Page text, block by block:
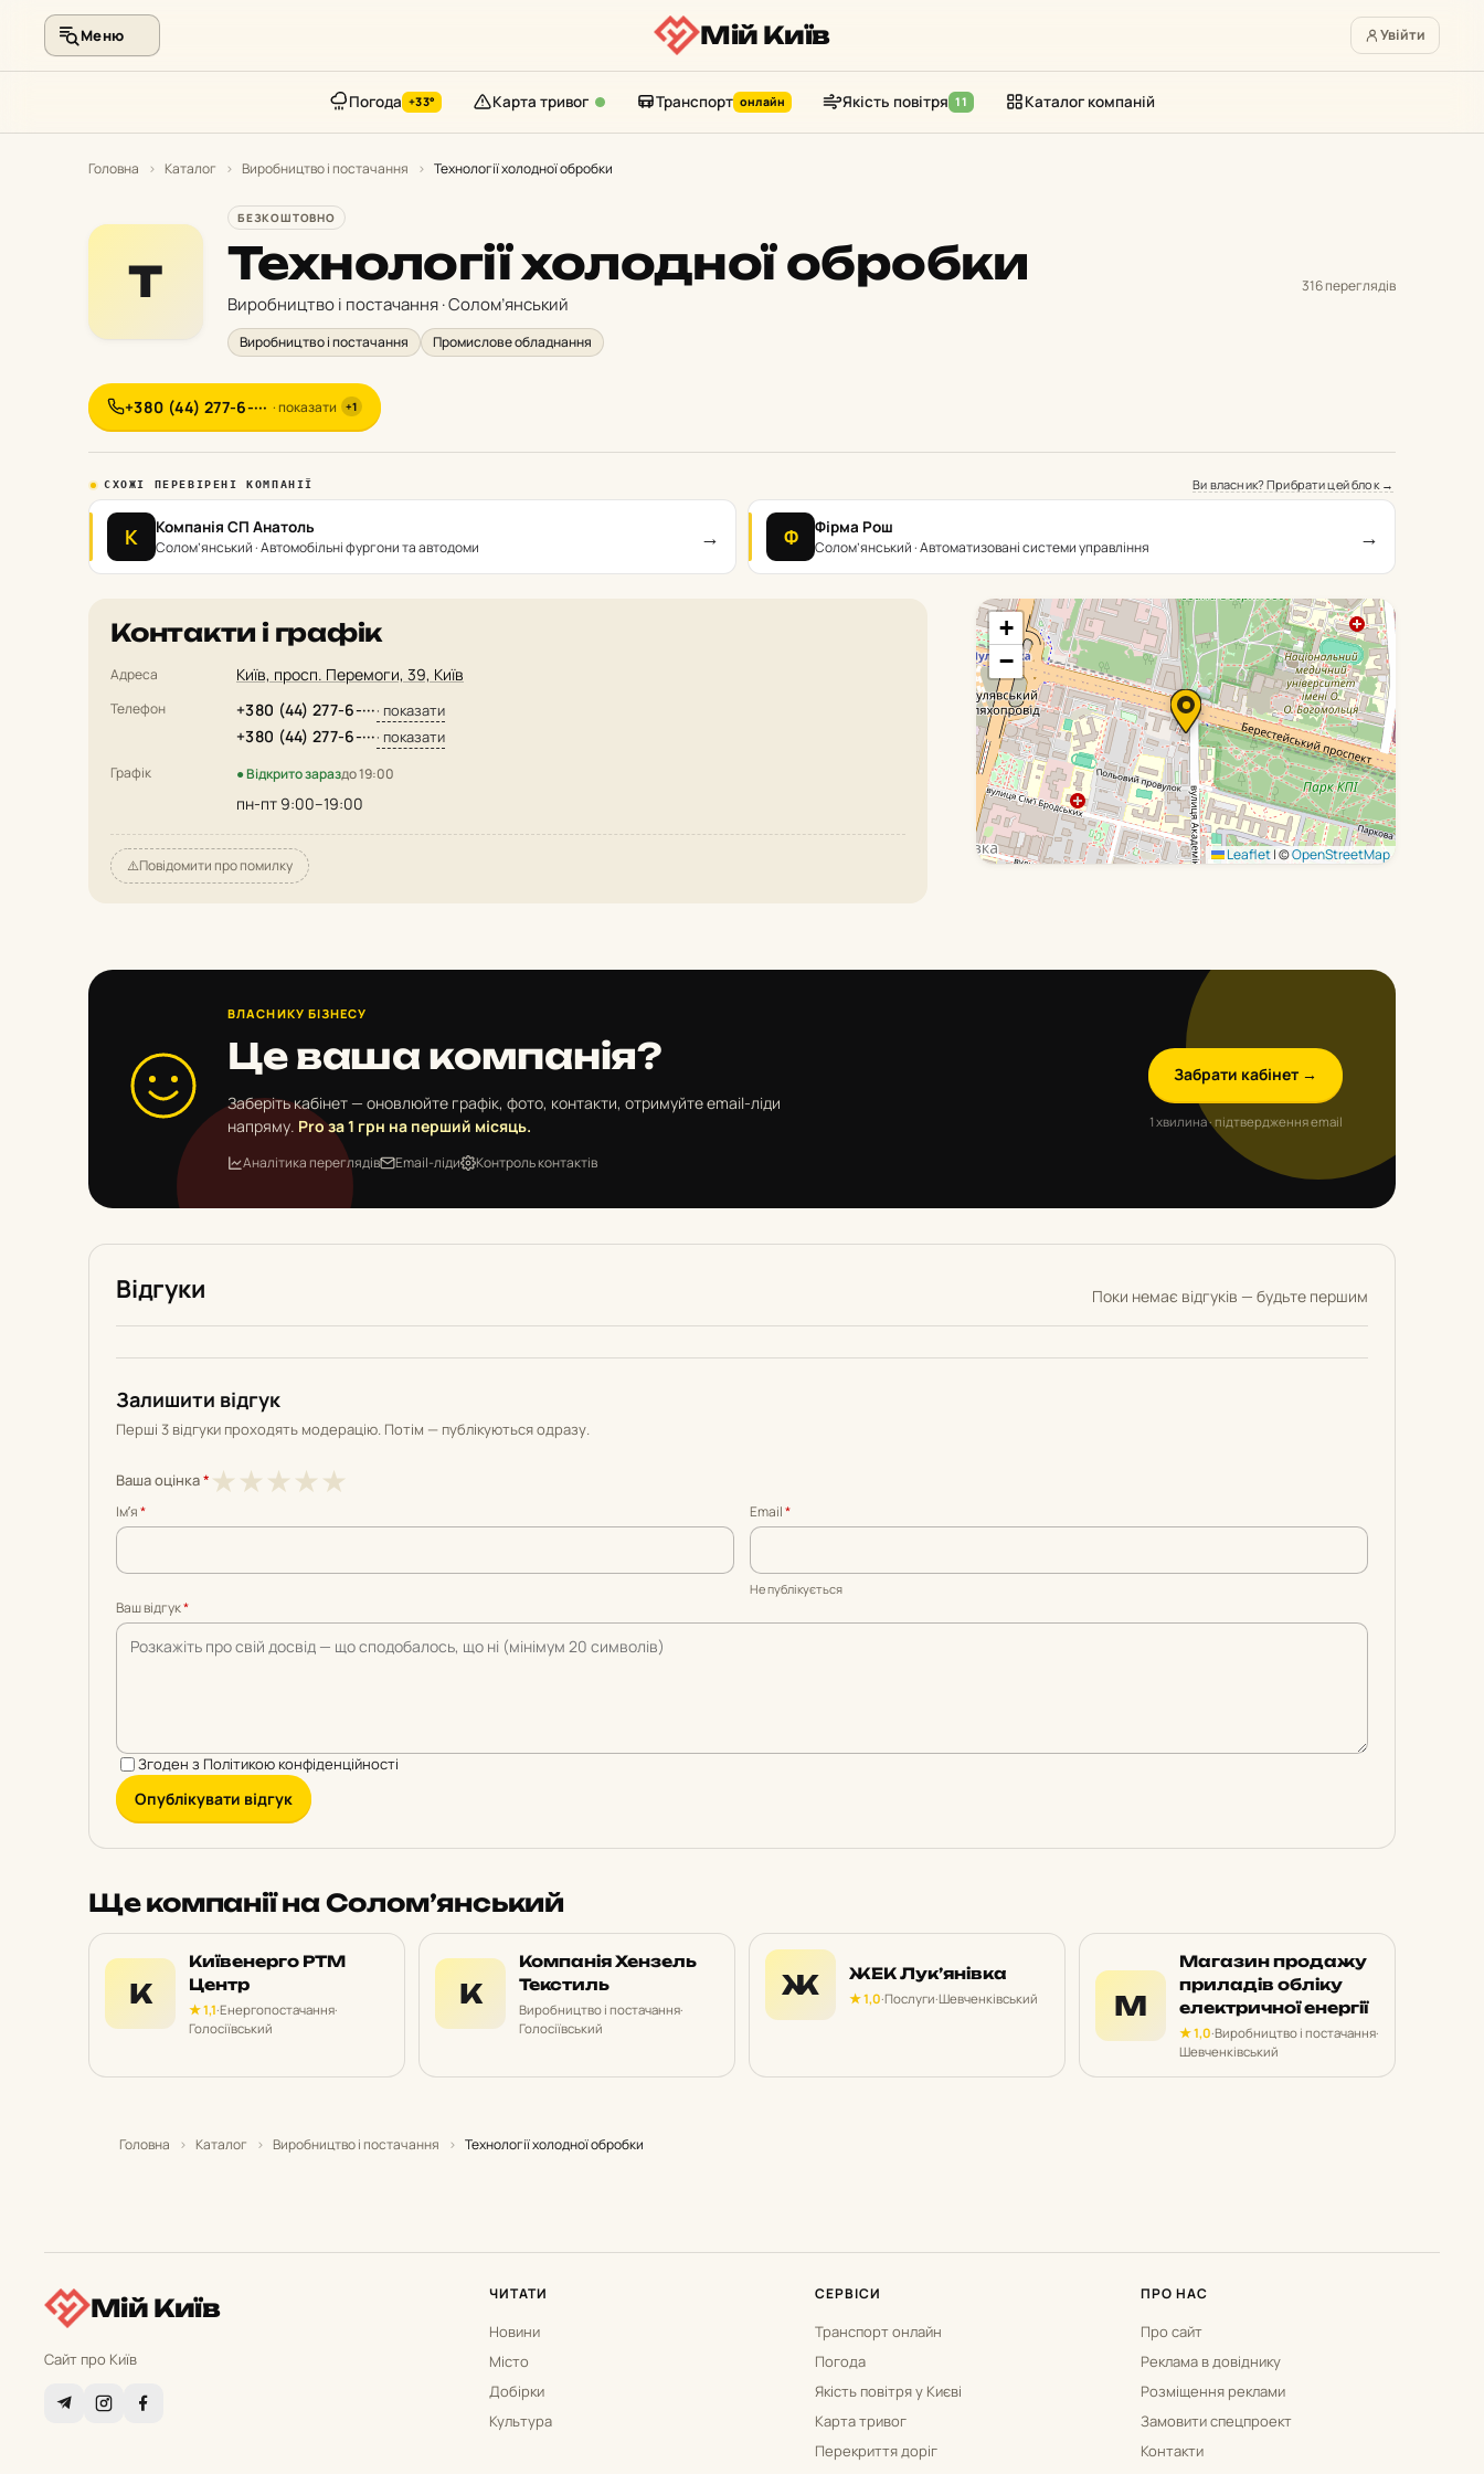
Меню Мій Київ Увійти
Погода +33° Карта тривог Транспорт онлайн Якість повітря 11 Каталог компаній
Головна › Каталог › Виробництво і постачання › Технології холодної обробки
Т
БЕЗКОШТОВНО
Технології холодної обробки
Виробництво і постачання · Солом’янський
Виробництво і постачання Промислове обладнання
316 переглядів
+380 (44) 277-6-··· · показати +1
СХОЖІ ПЕРЕВІРЕНІ КОМПАНІЇ Ви власник? Прибрати цей блок →
К Компанія СП Анатоль
Солом’янський · Автомобільні фургони та автодоми → Ф Фірма Рош
Солом’янський · Автоматизовані системи управління →
Контакти і графік
Адреса Київ, просп. Перемоги, 39, Київ
Телефон +380 (44) 277-6-···· показати
+380 (44) 277-6-···· показати
Графік ● Відкрито зараздо 19:00
пн-пт 9:00–19:00
⚠️Повідомити про помилку
+
−
Leaflet|©OpenStreetMap
ВЛАСНИКУ БІЗНЕСУ
Це ваша компанія?
Заберіть кабінет — оновлюйте графік, фото, контакти, отримуйте email-ліди
напряму. Pro за 1 грн на перший місяць.
Аналітика переглядів Email-ліди Контроль контактів
Забрати кабінет →
1 хвилина · підтвердження email
Відгуки Поки немає відгуків — будьте першим
Залишити відгук
Перші 3 відгуки проходять модерацію. Потім — публікуються одразу.
Ваша оцінка* ★
5
★4
5
★3
5
★2
5
★1
5
Імʼя* Email*
Не публікується
Ваш відгук*
Згоден з Політикою конфіденційності
Опублікувати відгук
Ще компанії на Солом’янський
К
Київенерго РТМ
Центр
★ 1,1·Енергопостачання·
Голосіївський
К
Компанія Хензель
Текстиль
Виробництво і постачання·
Голосіївський
Ж ЖЕК Лук’янівка
★ 1,0·Послуги·Шевченківський М
Магазин продажу
приладів обліку
електричної енергії
★ 1,0·Виробництво і постачання·
Шевченківський
Головна › Каталог › Виробництво і постачання › Технології холодної обробки
Мій Київ
Сайт про Київ
ЧИТАТИ
Новини
Місто
Добірки
Культура
СЕРВІСИ
Транспорт онлайн
Погода
Якість повітря у Києві
Карта тривог
Перекриття доріг
ПРО НАС
Про сайт
Реклама в довіднику
Розміщення реклами
Замовити спецпроект
Контакти